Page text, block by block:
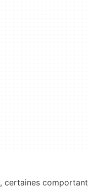
, certaines comportant